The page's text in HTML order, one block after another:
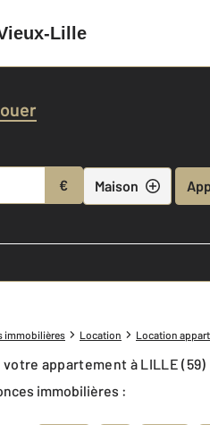
Lille
€ Maison
immobilières Location Location
votre appartement à LILLE (59)
immobilières :